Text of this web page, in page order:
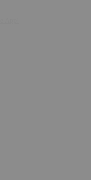
App!